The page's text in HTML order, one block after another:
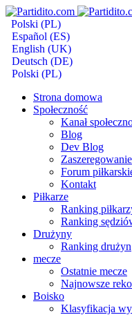
Polski (PL)
Español (ES)
English (UK)
Deutsch (DE)
Polski (PL)
Strona domowa
Społeczność
Kanał
Blog
Dev Blog
Zaszeregowanie
Forum
Kontakt
Piłkarze
Ranking
Ranking
Drużyny
Ranking drużyn
mecze
Ostatnie mecze
Najnowsze
Boisko
Klasyfikacja